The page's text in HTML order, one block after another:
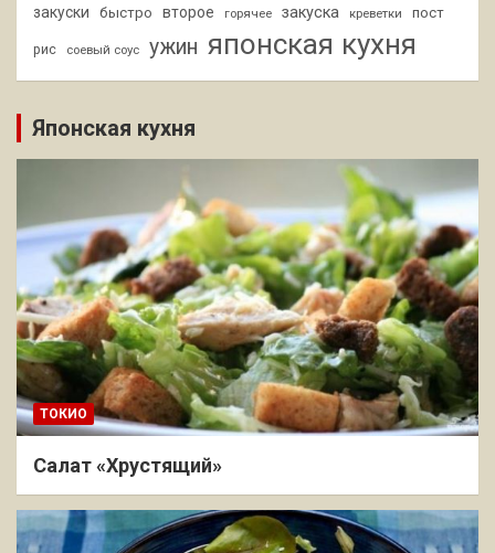
закуски
быстро второе горячее закуска креветки пост
рис соевый соус ужин японская кухня
Японская кухня
ТОКИО
Салат «Хрустящий»